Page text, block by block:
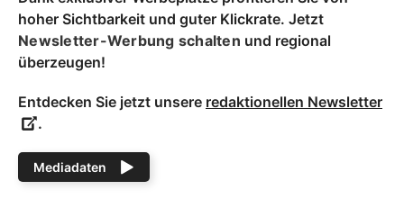
hoher Sichtbarkeit und guter Klickrate. Jetzt
Newsletter-Werbung schalten und regional
überzeugen!
Entdecken Sie jetzt unsere redaktionellen Newsletter
.
Mediadaten